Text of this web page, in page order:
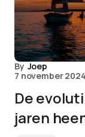
By Joep
7 november 2024
De
jaren